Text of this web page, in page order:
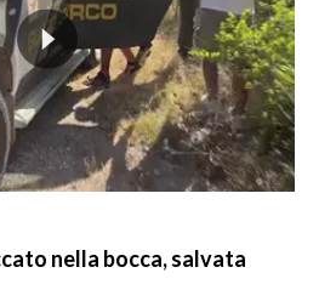
nella bocca, salvata